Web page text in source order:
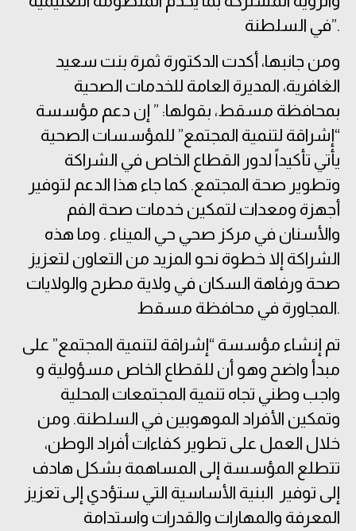
في السلطنة”.
ومن جانبها، أكدت الدكتورة ثمرة بنت سعيد
الغافرية، المديرة العامة للخدمات الصحية
بمحافظة مسقط، بقولها: ” إن دعم مؤسسة
“إشراقة لتنمية المجتمع” للمؤسسات الصحية
يأتي تأكيداً لدور القطاع الخاص في الشراكة
وتطوير صحة المجتمع. كما جاء هذا الدعم لتوفير
أجهزة ومعدات لتمكين خدمات صحة الفم
والأسنان في مركز صحي حي الميناء . وما هذه
الشراكة إلا خطوة نحو المزيد من التعاون لتعزيز
صحة ورفاهة السكان في ولاية مطرح والولايات
المجاورة في محافظة مسقط.
تم إنشاء مؤسسة “إشراقة لتنمية المجتمع” على
مبدأ واضح وهو أن للقطاع الخاص مسؤولية و
واجب وطني تجاه تنمية المجتمعات المحلية
وتمكين الأفراد الموهوبين في السلطنة. ومن
خلال العمل على تطوير كفاءات أفراد الوطن،
تتطلع المؤسسة إلى المساهمة بشكل هادف
إلى توفير البنية الأساسية التي ستؤدي إلى تعزيز
المعرفة والمهارات والقدرات واستدامة